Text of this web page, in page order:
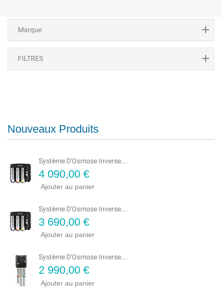
Marque
FILTRES
Nouveaux Produits
Système D'Osmose Inverse...
Prix
4 090,00 €
Ajouter au panier
Système D'Osmose Inverse...
Prix
3 690,00 €
Ajouter au panier
Système D'Osmose Inverse...
Prix
2 990,00 €
Ajouter au panier